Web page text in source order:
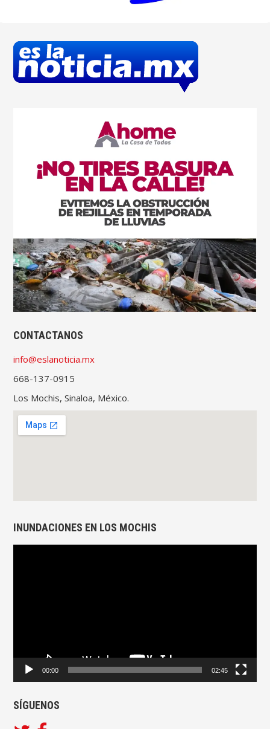
CONTACTANOS
info@eslanoticia.mx
668-137-0915
Los Mochis, Sinaloa, México.
INUNDACIONES EN LOS MOCHIS
00:00 02:45
SÍGUENOS